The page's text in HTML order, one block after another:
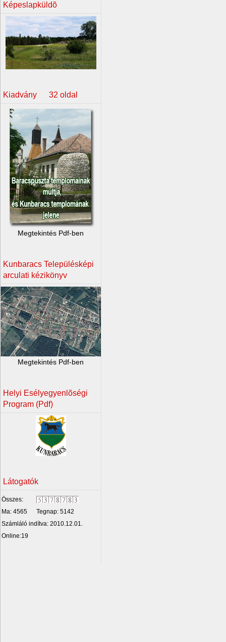
Képeslapküldõ
Kiadvány 32 oldal
Megtekintés Pdf-ben
Kunbaracs Településképi
arculati kézikönyv
Megtekintés Pdf-ben
Helyi Esélyegyenlõségi
Program (Pdf)
Látogatók
Összes:
Ma: 4565
Tegnap: 5142
Számláló indítva: 2010.12.01.
Online:19